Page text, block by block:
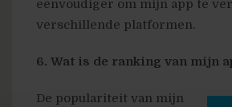
eenvoudiger om mijn app te
verschillende platformen.
6. Wat is de ranking van mijn
De populariteit van mijn